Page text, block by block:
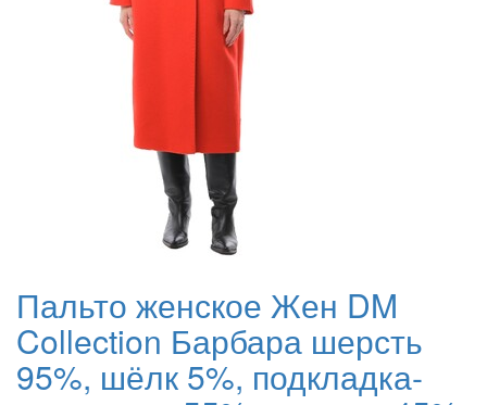
Пальто женское Жен DM
Collection Барбара шерсть
95%, шёлк 5%, подкладка-